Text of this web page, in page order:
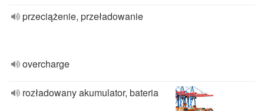
przeciążenie, przeładowanie
overcharge
rozładowany akumulator, bateria